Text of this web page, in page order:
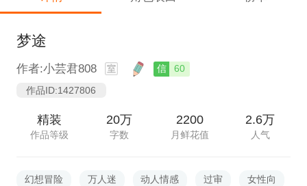
梦途
作者:小芸君808 信
60
作品ID:1427806
精装
作品等级
20万
字数
2200
月鲜花值
2.6万
人气
幻想冒险 万人迷 动人情感 过审 女性向